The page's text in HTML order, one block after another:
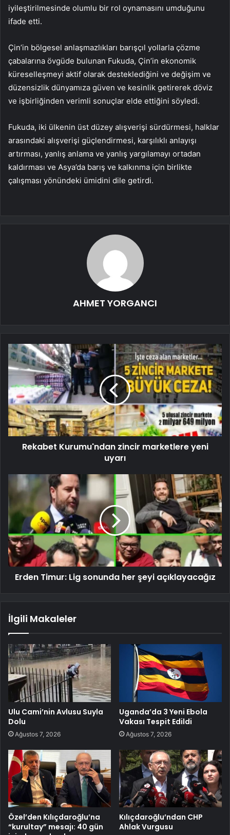
iyileştirilmesinde olumlu bir rol oynamasını umduğunu
ifade etti.
Çin’in bölgesel anlaşmazlıkları barışçıl yollarla çözme
çabalarına övgüde bulunan Fukuda, Çin’in ekonomik
küreselleşmeyi aktif olarak desteklediğini ve değişim ve
düzensizlik dünyamıza güven ve kesinlik getirerek döviz
ve işbirliğinden verimli sonuçlar elde ettiğini söyledi.
Fukuda, iki ülkenin üst düzey alışverişi sürdürmesi, halklar
arasındaki alışverişi güçlendirmesi, karşılıklı anlayışı
artırması, yanlış anlama ve yanlış yargılamayı ortadan
kaldırması ve Asya’da barış ve kalkınma için birlikte
çalışması yönündeki ümidini dile getirdi.
AHMET YORGANCI
Rekabet Kurumu'ndan zincir marketlere yeni
uyarı
Erden Timur: Lig sonunda her şeyi açıklayacağız
İlgili Makaleler
Ulu Cami’nin Avlusu Suyla
Dolu
Ağustos 7, 2026
Uganda’da 3 Yeni Ebola
Vakası Tespit Edildi
Ağustos 7, 2026
Özel’den Kılıçdaroğlu’na
“kurultay” mesajı: 40 gün
Kılıçdaroğlu’ndan CHP
Ahlak Vurgusu